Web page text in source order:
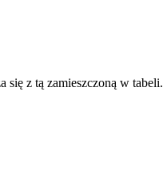
się z tą zamieszczoną w tabeli.